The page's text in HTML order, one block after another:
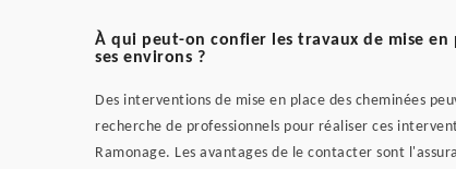
À qui peut-on confier les travaux de mise en
ses environs ?
Des interventions de mise en place des cheminées
recherche de professionnels pour réaliser ces
Ramonage. Les avantages de le contacter sont